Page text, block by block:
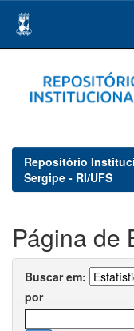
navigation
Repositório
Sergipe - RI/UFS
Página de
Buscar em:
por